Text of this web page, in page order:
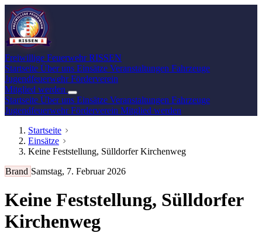
Freiwillige Feuerwehr RISSEN
Startseite Über uns Einsätze Veranstaltungen Fahrzeuge
JugendfeuerwehrFörderverein
Mitglied werden
Startseite Über uns Einsätze Veranstaltungen Fahrzeuge
JugendfeuerwehrFörderverein Mitglied werden
Startseite
Einsätze
Keine Feststellung, Sülldorfer Kirchenweg
Brand Samstag, 7. Februar 2026
Keine Feststellung, Sülldorfer
Kirchenweg